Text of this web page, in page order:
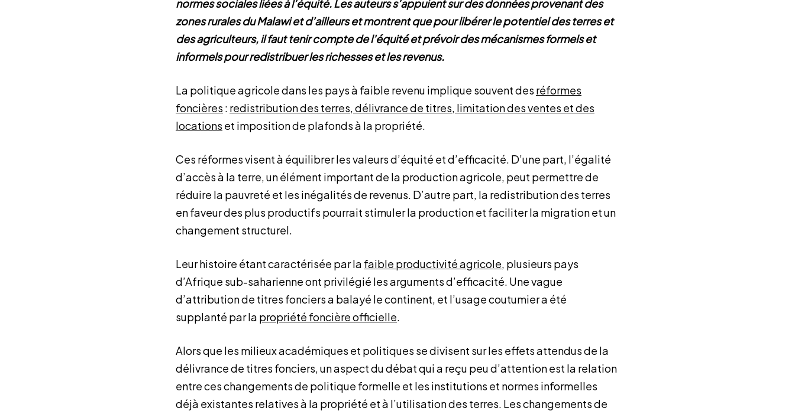
normes sociales liées à l’équité. Les auteurs s’appuient sur des données provenant des
zones rurales du Malawi et d’ailleurs et montrent que pour libérer le potentiel des terres et
des agriculteurs, il faut tenir compte de l’équité et prévoir des mécanismes formels et
informels pour redistribuer les richesses et les revenus.
La politique agricole dans les pays à faible revenu implique souvent des réformes
foncières : redistribution des terres, délivrance de titres, limitation des ventes et des
locations et imposition de plafonds à la propriété.
Ces réformes visent à équilibrer les valeurs d’équité et d’efficacité. D’une part, l’égalité
d’accès à la terre, un élément important de la production agricole, peut permettre de
réduire la pauvreté et les inégalités de revenus. D’autre part, la redistribution des terres
en faveur des plus productifs pourrait stimuler la production et faciliter la migration et un
changement structurel.
Leur histoire étant caractérisée par la faible productivité agricole, plusieurs pays
d’Afrique sub-saharienne ont privilégié les arguments d’efficacité. Une vague
d’attribution de titres fonciers a balayé le continent, et l’usage coutumier a été
supplanté par la propriété foncière officielle.
Alors que les milieux académiques et politiques se divisent sur les effets attendus de la
délivrance de titres fonciers, un aspect du débat qui a reçu peu d’attention est la relation
entre ces changements de politique formelle et les institutions et normes informelles
déjà existantes relatives à la propriété et à l’utilisation des terres. Les changements de